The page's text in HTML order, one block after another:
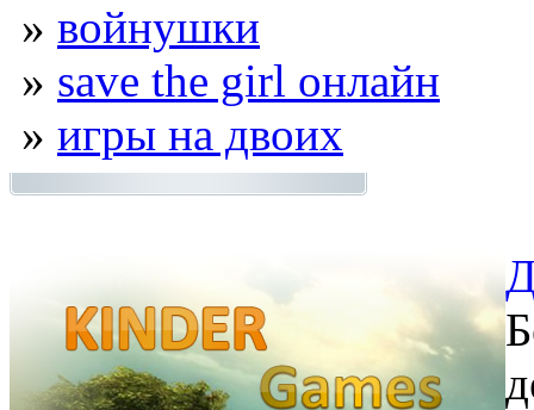
» войнушки
» save the girl онлайн
» игры на двоих